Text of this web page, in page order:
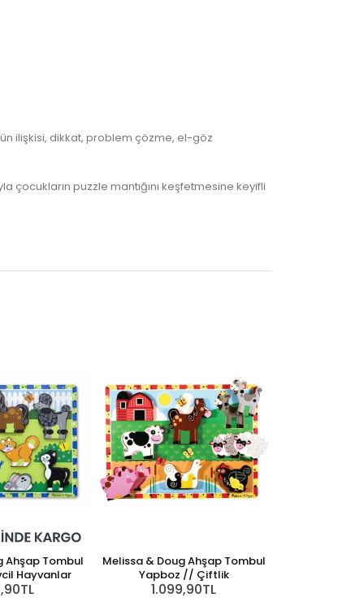
ilişkisi, dikkat, problem çözme, el-göz
çocukların puzzle mantığını keşfetmesine keyifli
Ahşap Tombul
Hayvanlar
Melissa & Doug Ahşap Tombul
Yapboz // Çiftlik
1.099,90TL